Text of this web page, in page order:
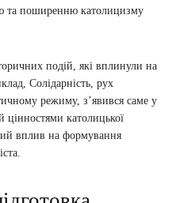
та поширенню католицизму
подій, які вплинули на
Солідарність, рух
режиму, з’явився саме у
католицької
вплив на формування